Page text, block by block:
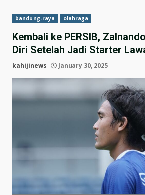
bandung-raya olahraga
Kembali ke PERSIB,
Diri Setelah Jadi Starter
kahijinews January 30, 2025